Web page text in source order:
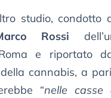
studio, condotto
Rossi
e riportato
cannabis, a
“nelle casse